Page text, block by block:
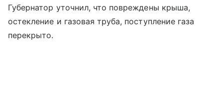
Губернатор уточнил, что повреждены крыша,
остекление и газовая труба, поступление газа
перекрыто.